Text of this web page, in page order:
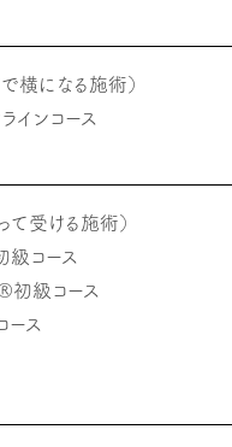
横になる施術）
インコース
受ける施術）
級コース
初級コース
ース